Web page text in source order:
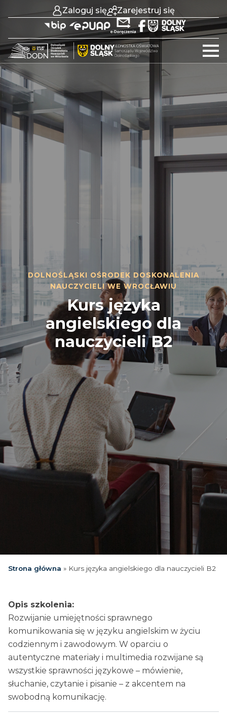
Zaloguj się Zarejestruj się
DOLNOŚLĄSKI OŚRODEK DOSKONALENIA
NAUCZYCIELI WE WROCŁAWIU
Kurs języka
angielskiego dla
nauczycieli B2
Strona główna » Kurs języka angielskiego dla nauczycieli B2
Opis szkolenia:
Rozwijanie umiejętności sprawnego
komunikowania się w języku angielskim w życiu
codziennym i zawodowym. W oparciu o
autentyczne materiały i multimedia rozwijane są
wszystkie sprawności językowe – mówienie,
słuchanie, czytanie i pisanie – z akcentem na
swobodną komunikację.